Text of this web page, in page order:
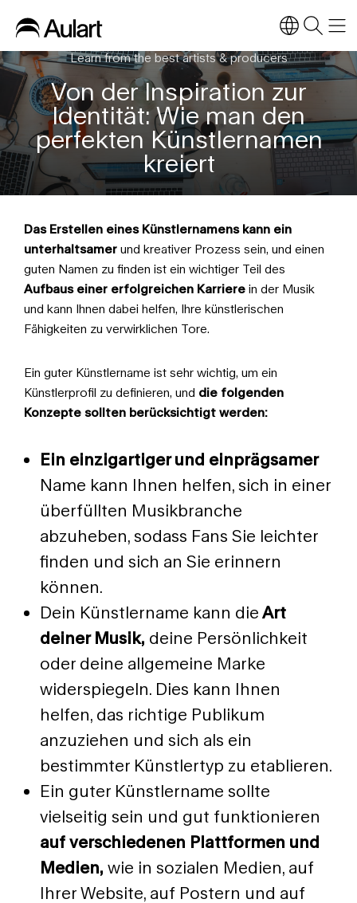
Learn from the best artists & producers
Von der Inspiration zur
Identität: Wie man den
perfekten Künstlernamen
kreiert
Das Erstellen eines Künstlernamens kann ein
unterhaltsamer und kreativer Prozess sein, und einen
guten Namen zu finden ist ein wichtiger Teil des
Aufbaus einer erfolgreichen Karriere in der Musik
und kann Ihnen dabei helfen, Ihre künstlerischen
Fähigkeiten zu verwirklichen Tore.
Ein guter Künstlername ist sehr wichtig, um ein
Künstlerprofil zu definieren, und die folgenden
Konzepte sollten berücksichtigt werden:
Ein einzigartiger und einprägsamer
Name kann Ihnen helfen, sich in einer
überfüllten Musikbranche
abzuheben, sodass Fans Sie leichter
finden und sich an Sie erinnern
können.
Dein Künstlername kann die Art
deiner Musik, deine Persönlichkeit
oder deine allgemeine Marke
widerspiegeln. Dies kann Ihnen
helfen, das richtige Publikum
anzuziehen und sich als ein
bestimmter Künstlertyp zu etablieren.
Ein guter Künstlername sollte
vielseitig sein und gut funktionieren
auf verschiedenen Plattformen und
Medien, wie in sozialen Medien, auf
Ihrer Website, auf Postern und auf